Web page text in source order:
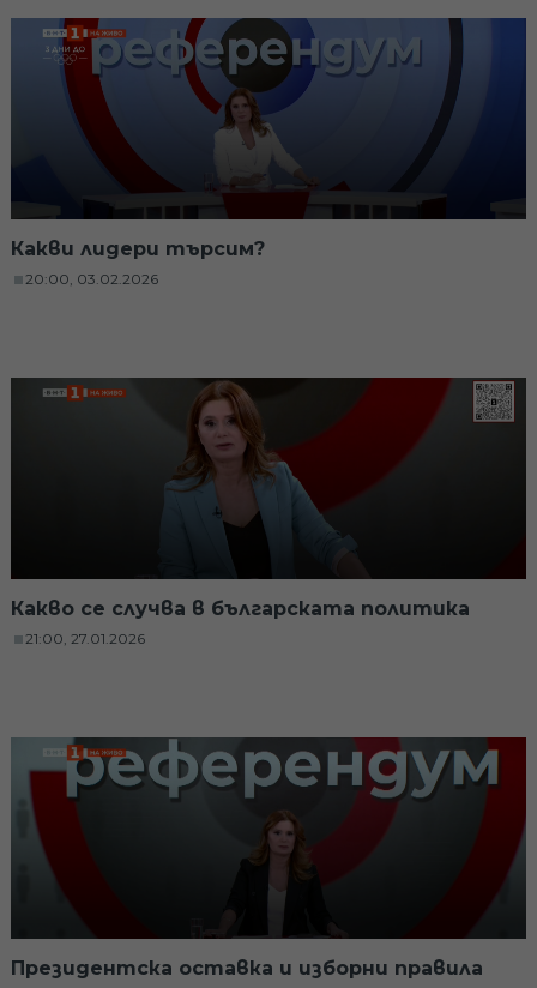
Какви лидери търсим?
20:00, 03.02.2026
Какво се случва в българската политика
21:00, 27.01.2026
Президентска оставка и изборни правила